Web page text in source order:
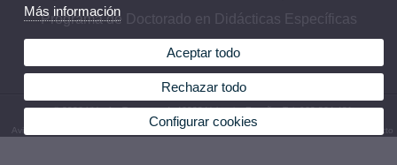
Programa de Doctorado en Didácticas Específicas
© 2026 UV. - Av. Tarongers 4. 46022 Valencia, España. Tel. 963 864 481
Aviso legal Política privacidad Buzón de Contacto
Más información
Aceptar todo
Rechazar todo
Configurar cookies